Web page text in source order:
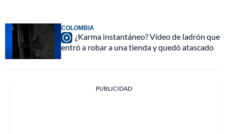
COLOMBIA
¿Karma instantáneo? Video de ladrón que
entró a robar a una tienda y quedó atascado
PUBLICIDAD